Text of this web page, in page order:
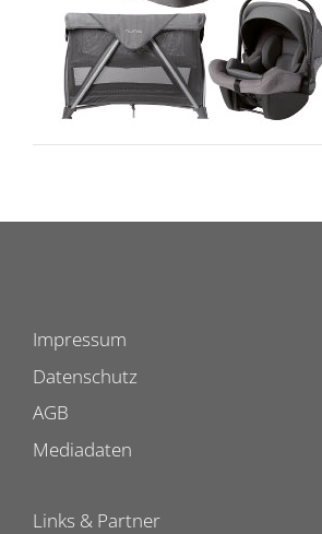
Impressum
Datenschutz
AGB
Mediadaten
Links & Partner